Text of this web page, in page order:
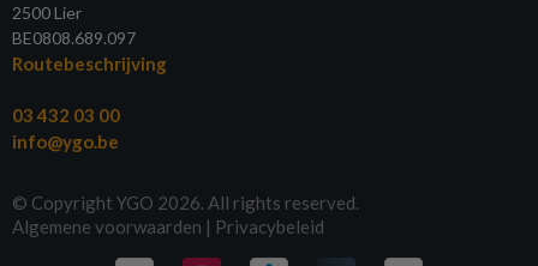
2500 Lier
BE0808.689.097
Routebeschrijving
03 432 03 00
info@ygo.be
© Copyright YGO 2026. All rights reserved.
Algemene voorwaarden | Privacybeleid